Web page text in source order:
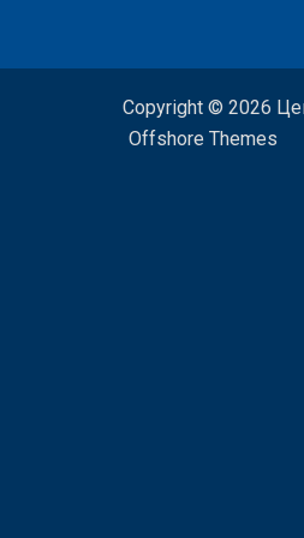
Copyright © 2026
Offshore Themes